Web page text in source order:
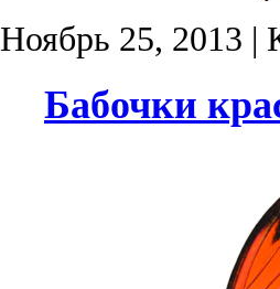
Ноябрь 25, 2013 |
Бабочки